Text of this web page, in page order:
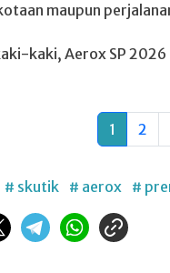
maupun
kaki, Aerox SP
1 2
# skutik # aerox #